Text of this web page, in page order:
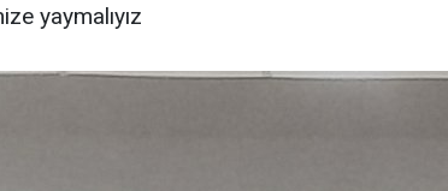
yaymalıyız